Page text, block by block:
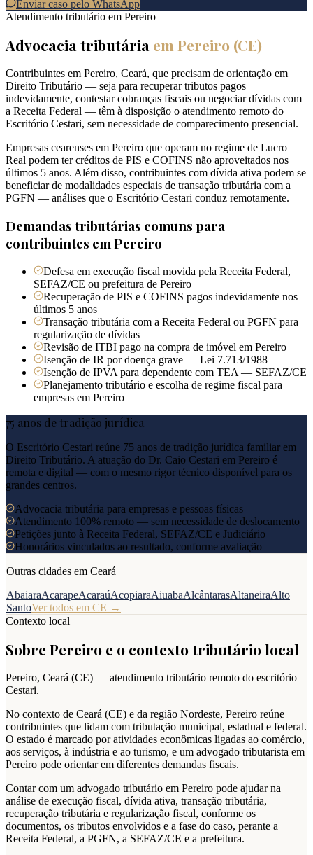
Enviar caso pelo WhatsApp
Atendimento tributário em Pereiro
Advocacia tributária em Pereiro (CE)
Contribuintes em Pereiro, Ceará, que precisam de orientação em
Direito Tributário — seja para recuperar tributos pagos
indevidamente, contestar cobranças fiscais ou negociar dívidas com
a Receita Federal — têm à disposição o atendimento remoto do
Escritório Cestari, sem necessidade de comparecimento presencial.
Empresas cearenses em Pereiro que operam no regime de Lucro
Real podem ter créditos de PIS e COFINS não aproveitados nos
últimos 5 anos. Além disso, contribuintes com dívida ativa podem se
beneficiar de modalidades especiais de transação tributária com a
PGFN — análises que o Escritório Cestari conduz remotamente.
Demandas tributárias comuns para
contribuintes emPereiro
Defesa em execução fiscal movida pela Receita Federal,
SEFAZ/CE ou prefeitura de Pereiro
Recuperação de PIS e COFINS pagos indevidamente nos
últimos 5 anos
Transação tributária com a Receita Federal ou PGFN para
regularização de dívidas
Revisão de ITBI pago na compra de imóvel em Pereiro
Isenção de IR por doença grave — Lei 7.713/1988
Isenção de IPVA para dependente com TEA — SEFAZ/CE
Planejamento tributário e escolha de regime fiscal para
empresas em Pereiro
75 anos de tradição jurídica
O Escritório Cestari reúne 75 anos de tradição jurídica familiar em
Direito Tributário. A atuação do Dr. Caio Cestari em Pereiro é
remota e digital — com o mesmo rigor técnico disponível para os
grandes centros.
Advocacia tributária para empresas e pessoas físicas
Atendimento 100% remoto — sem necessidade de deslocamento
Petições junto à Receita Federal, SEFAZ/CE e Judiciário
Honorários vinculados ao resultado, conforme avaliação
Outras cidades em Ceará
AbaiaraAcarapeAcaraúAcopiaraAiuabaAlcântarasAltaneiraAlto
SantoVer todos em CE →
Contexto local
Sobre Pereiro e o contexto tributário local
Pereiro, Ceará (CE) — atendimento tributário remoto do escritório
Cestari.
No contexto de Ceará (CE) e da região Nordeste, Pereiro reúne
contribuintes que lidam com tributação municipal, estadual e federal.
O estado é marcado por atividades econômicas ligadas ao comércio,
aos serviços, à indústria e ao turismo, e um advogado tributarista em
Pereiro pode orientar em diferentes demandas fiscais.
Contar com um advogado tributário em Pereiro pode ajudar na
análise de execução fiscal, dívida ativa, transação tributária,
recuperação tributária e regularização fiscal, conforme os
documentos, os tributos envolvidos e a fase do caso, perante a
Receita Federal, a PGFN, a SEFAZ/CE e a prefeitura.